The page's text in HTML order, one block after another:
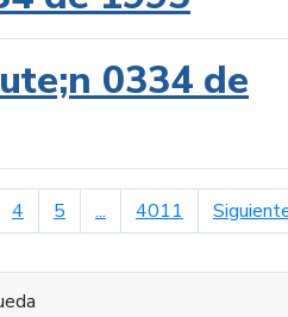
0334 de
4 5 ... 4011